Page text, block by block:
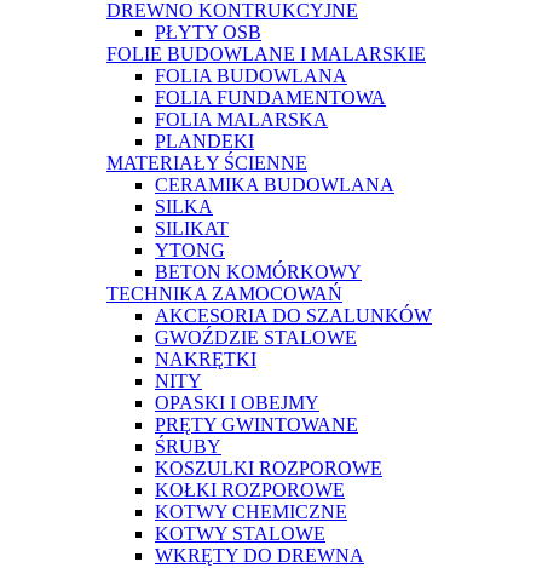
DREWNO KONTRUKCYJNE
PŁYTY OSB
FOLIE BUDOWLANE I MALARSKIE
FOLIA BUDOWLANA
FOLIA FUNDAMENTOWA
FOLIA MALARSKA
PLANDEKI
MATERIAŁY ŚCIENNE
CERAMIKA BUDOWLANA
SILKA
SILIKAT
YTONG
BETON KOMÓRKOWY
TECHNIKA ZAMOCOWAŃ
AKCESORIA DO SZALUNKÓW
GWOŹDZIE STALOWE
NAKRĘTKI
NITY
OPASKI I OBEJMY
PRĘTY GWINTOWANE
ŚRUBY
KOSZULKI ROZPOROWE
KOŁKI ROZPOROWE
KOTWY CHEMICZNE
KOTWY STALOWE
WKRĘTY DO DREWNA